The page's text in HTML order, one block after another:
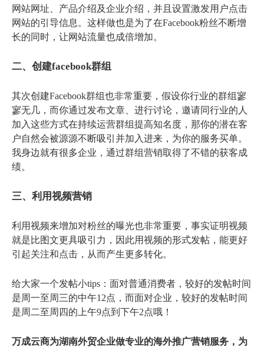
网站网址、产品介绍及企业介绍，并且设置激发用户点击
网站的引导信息。这样做也是为了在Facebook粉丝不断增
长的同时，让网站流量也成倍增加。
二、创建facebook群组
其次创建Facebook群组也非常重要，假设你行业的群组寥
寥无几，而你通过发布文章、进行讨论，邀请同行业的人
加入这些方式在持续运营群组提高知名度，那你的潜在客
户自然会被源源不断吸引并加入进来，为你的服务买单。
我身边就有很多企业，通过群组营销取得了不错的获客成
绩。
三、利用视频营销
利用视频来增加对粉丝的曝光也非常重要，事实证明视频
就是比图文更具吸引力，因此用视频的形式发帖，能更好
引起关注和点击，从而产生更多转化。
给大家一个发帖小tips：面对普通消费者，较好的发帖时间
是周一至周三的中午12点，而面对企业，较好的发帖时间
是周二至周四的上午9点到下午2点哦！
万成云商为湖南外贸企业做专业的海外推广营销服务，为